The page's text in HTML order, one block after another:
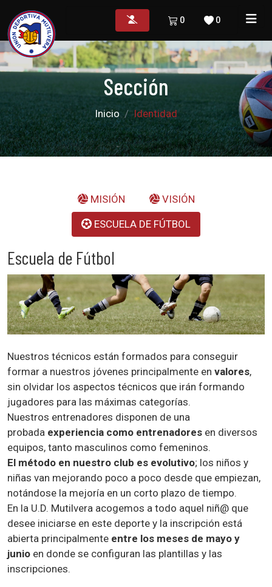
0
0
Sección
Inicio Identidad
MISIÓN VISIÓN
ESCUELA DE FÚTBOL
Escuela de Fútbol
Nuestros técnicos están formados para conseguir
formar a nuestros jóvenes principalmente en valores,
sin olvidar los aspectos técnicos que irán formando
jugadores para las máximas categorías.
Nuestros entrenadores disponen de una
probada experiencia como entrenadores en diversos
equipos, tanto masculinos como femeninos.
El método en nuestro club es evolutivo; los niños y
niñas van mejorando poco a poco desde que empiezan,
notándose la mejoría en un corto plazo de tiempo.
En la U.D. Mutilvera acogemos a todo aquel niñ@ que
desee iniciarse en este deporte y la inscripción está
abierta principalmente entre los meses de mayo y
junio en donde se configuran las plantillas y las
inscripciones.